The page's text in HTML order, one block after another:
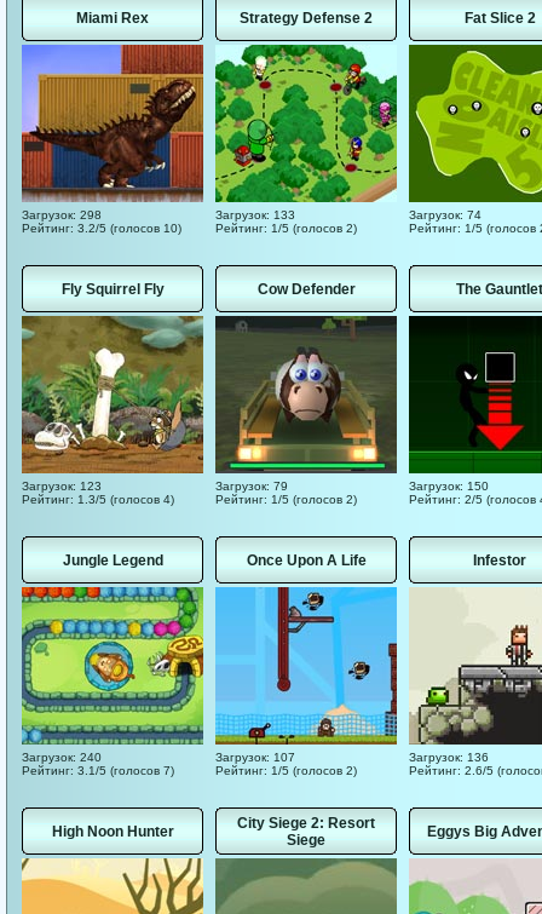
Miami Rex
Загрузок: 298
Рейтинг: 3.2/5 (голосов 10)
Strategy Defense 2
Загрузок: 133
Рейтинг: 1/5 (голосов 2)
Fat Slice 2
Загрузок: 74
Рейтинг: 1/5 (голосов
Fly Squirrel Fly
Загрузок: 123
Рейтинг: 1.3/5 (голосов 4)
Cow Defender
Загрузок: 79
Рейтинг: 1/5 (голосов 2)
The Gauntlet
Загрузок: 150
Рейтинг: 2/5 (голосов
Jungle Legend
Загрузок: 240
Рейтинг: 3.1/5 (голосов 7)
Once Upon A Life
Загрузок: 107
Рейтинг: 1/5 (голосов 2)
Infestor
Загрузок: 136
Рейтинг: 2.6/5
High Noon Hunter
City Siege 2: Resort
Siege
Eggys Big